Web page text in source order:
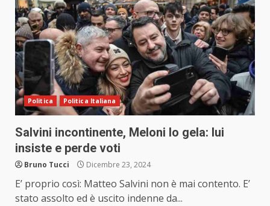
Politica Politica Italiana
Salvini incontinente, Meloni lo gela: lui
insiste e perde voti
Bruno Tucci Dicembre 23, 2024
E’ proprio così: Matteo Salvini non è mai contento. E’
stato assolto ed è uscito indenne da...